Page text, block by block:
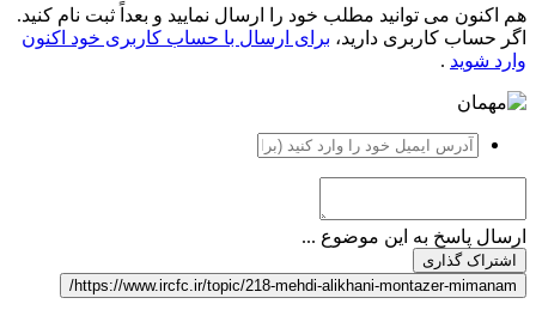
هم اکنون می توانید مطلب خود را ارسال نمایید و بعداً ثبت نام کنید.
اگر حساب کاربری دارید، برای ارسال با حساب کاربری خود اکنون
وارد شوید .
ارسال پاسخ به این موضوع ...
اشتراک گذاری
https://www.ircfc.ir/topic/218-mehdi-alikhani-montazer-mimanam/